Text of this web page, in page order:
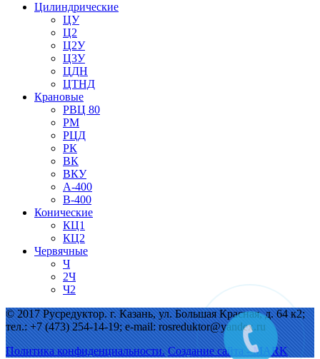
Цилиндрические
ЦУ
Ц2
Ц2У
Ц3У
ЦДН
ЦТНД
Крановые
РВЦ 80
РМ
РЦД
РК
ВК
ВКУ
А-400
В-400
Конические
КЦ1
КЦ2
Червячные
Ч
2Ч
Ч2
© 2017 Русредуктор. г. Казань, ул. Большая Красная, д. 64 к2;
тел.: +7 (473) 254-14-19; e-mail: rosreduktor@yandex.ru
Политика конфиденциальности. Создание сайта - MARK